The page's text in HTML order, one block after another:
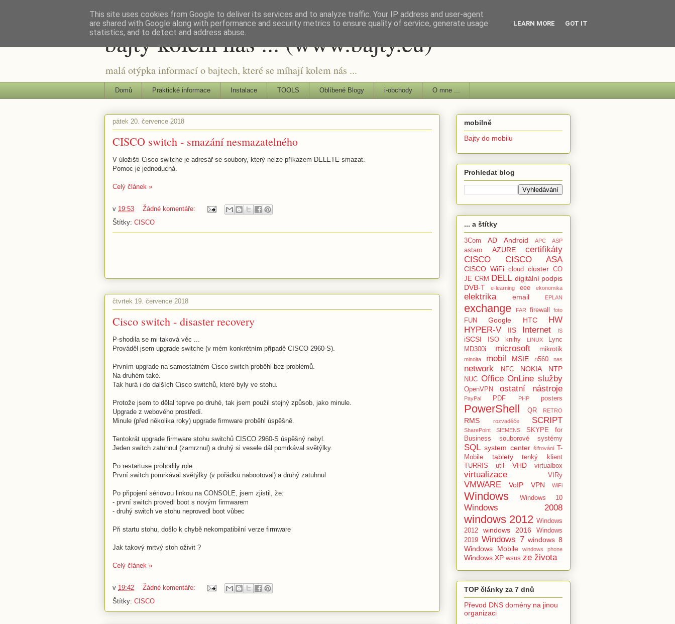
bajty kolem nás ... (www.bajty.eu)
malá otýpka informací o bajtech, které se míhají kolem nás ...
Domů Praktické informace Instalace TOOLS Oblíbené Blogy i-obchody O mne ...
pátek 20. července 2018
CISCO switch - smazání nesmazatelného
V úložišti Cisco switche je adresář se soubory, který nelze příkazem DELETE smazat.
Pomoc je jednoduchá.
Celý článek »
v 19:53
Žádné komentáře:
Štítky: CISCO
čtvrtek 19. července 2018
Cisco switch - disaster recovery
P-shodila se mi taková věc ...
Prováděl jsem upgrade switche (v mém konkrétním případě CISCO 2960-S).
Prvním upgrade na samostatném Cisco switch proběhl bez problémů.
Na druhém také.
Tak hurá i do dalších Cisco switchů, které byly ve stohu.
Protože jsem to dělal teprve po druhé, tak jsem použil stejný způsob, jako minule.
Upgrade z webového prostředí.
Minule (před několika roky) upgrade firmware proběhl úspěšně.
Tentokrát upgrade firmware stohu switchů CISCO 2960-S úspěšný nebyl.
Jeden switch zatuhnul (zamrznul) a druhý si vesele dál pomrkával světýlky.
Po restartuse prohodily role.
První switch pomrkával světýlky (v pořádku nabootoval) a druhý zatuhnul
Po připojení sériovou linkou na CONSOLE, jsem zjistil, že:
- první switch provedl boot s novým firmwarem
- druhý switch ve stohu neprovedl boot vůbec
Při startu stohu, došlo k chybě nekompatibilní verze firmware
Jak takový mrtvý stoh oživit ?
Celý článek »
v 19:42
Žádné komentáře:
Štítky: CISCO
mobilně
Bajty do mobilu
Prohledat blog
... a štítky
3Com AD Android APC ASP
astaro AZURE
certifikáty
CISCO
CISCO ASA
CISCO WiFi cloud cluster CO
JE CRM DELL digitální podpis
DVB-T
e-learning eee ekonomika
elektrika email EPLAN
exchange FAR firewall foto
FUN Google HTC
HW
HYPER-V
IIS Internet IS
iSCSI ISO knihy LINUX
Lync
MD300i
microsoft mikrotik
minolta mobil MSIE n560 nas
network NFC NOKIA NTP
NUC Office OnLine služby
OpenVPN ostatní nástroje
PayPal PDF PHP posters
PowerShell QR RETRO
RMS rozvaděče SCRIPT
SharePoint SIEMENS
SKYPE for
Business
souborové systémy
SQL system center šifrování T-
Mobile
tablety
tenký klient
TURRIS
util VHD virtualbox
virtualizace VIRy
VMWARE VoIP VPN WiFi
Windows Windows 10
Windows 2008
windows 2012 Windows
2012
windows 2016
Windows
2019 Windows 7 windows 8
Windows Mobile
windows phone
Windows XP wsus ze života
TOP články za 7 dnů
Převod DNS domény na jinou
organizaci
This site uses cookies from Google to deliver its services and to analyze traffic. Your IP address and user-agent
are shared with Google along with performance and security metrics to ensure quality of service, generate usage
statistics, and to detect and address abuse.
LEARN MORE GOT IT